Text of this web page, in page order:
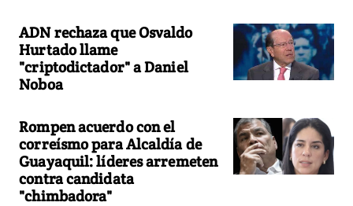
ADN rechaza que Osvaldo
Hurtado llame
"criptodictador" a Daniel
Noboa
Rompen acuerdo con el
correísmo para Alcaldía de
Guayaquil: líderes arremeten
contra candidata
"chimbadora"